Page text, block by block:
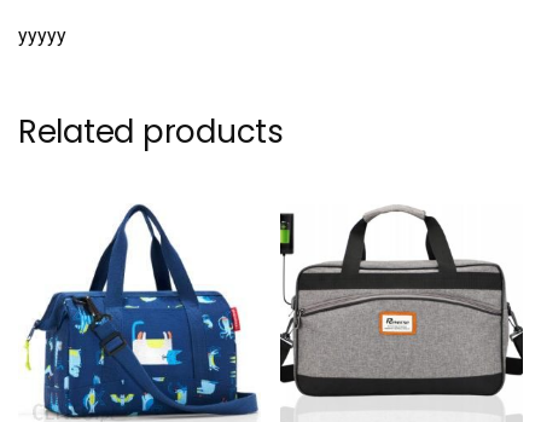
yyyyy
Related products